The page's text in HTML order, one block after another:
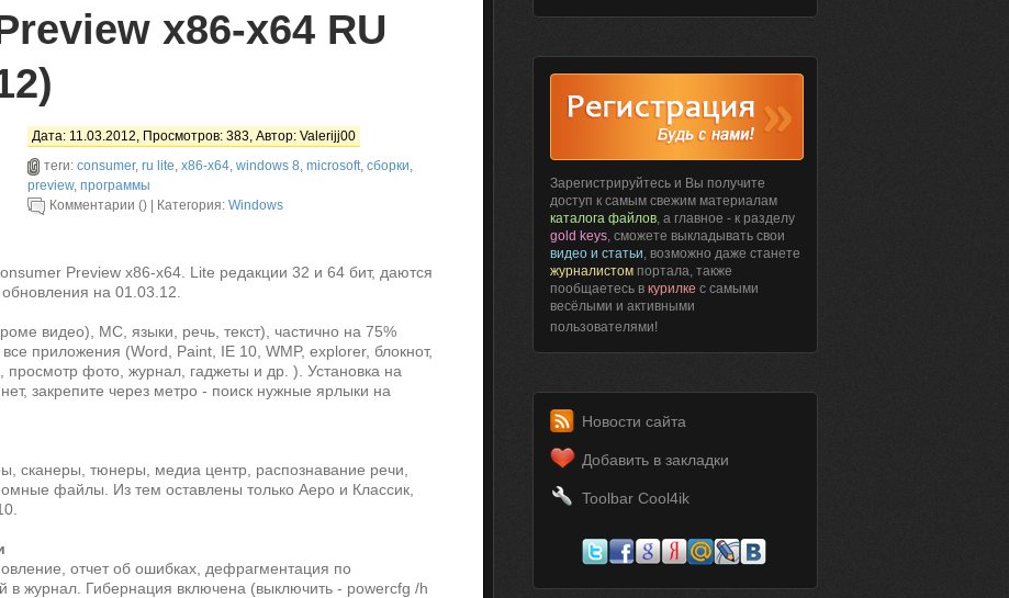
x86-x64 RU
Дата: 11.03.2012, Просмотров: 383, Автор: Valerijj00
теги: consumer, ru lite, x86-x64, windows 8, microsoft, сборки,
preview, программы
Комментарии () | Категория: Windows
Preview х86-x64. Lite редакции 32 и 64 бит, даются
на 01.03.12.
видео), МС, языки, речь, текст), частично на 75%
приложения (Word, Paint, IE 10, WMP, explorer, блокнот,
просмотр фото, журнал, гаджеты и др. ). Установка на
закрепите через метро - поиск нужные ярлыки на
сканеры, тюнеры, медиа центр, распознавание речи,
файлы. Из тем оставлены только Аеро и Классик,
отчет об ошибках, дефрагментация по
в журнал. Гибернация включена (выключить - powercfg /h
Зарегистрируйтесь и Вы получите
доступ к самым свежим материалам
каталога файлов, а главное - к разделу
gold keys, сможете выкладывать свои
видео и статьи, возможно даже станете
журналистом портала, также
пообщаетесь в курилке с самыми
весёлыми и активными
пользователями!
Новости сайта
Добавить в закладки
Toolbar Cool4ik